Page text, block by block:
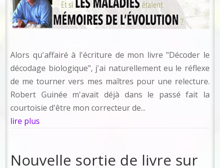
Alors qu'affairé à l'écriture de mon livre "Décoder le
décodage biologique", j'ai naturellement eu le réflexe
de me tourner vers mes maîtres pour une relecture.
Robert Guinée m'avait déjà dans le passé fait la
courtoisie d'être mon correcteur de...
lire plus
Nouvelle sortie de livre sur